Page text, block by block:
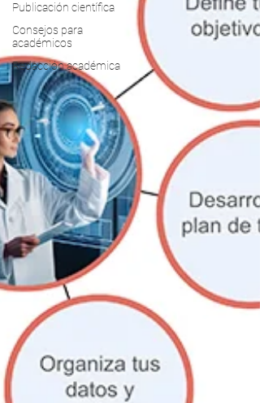
Publicación científica
Consejos para
académicos
Redacción académica